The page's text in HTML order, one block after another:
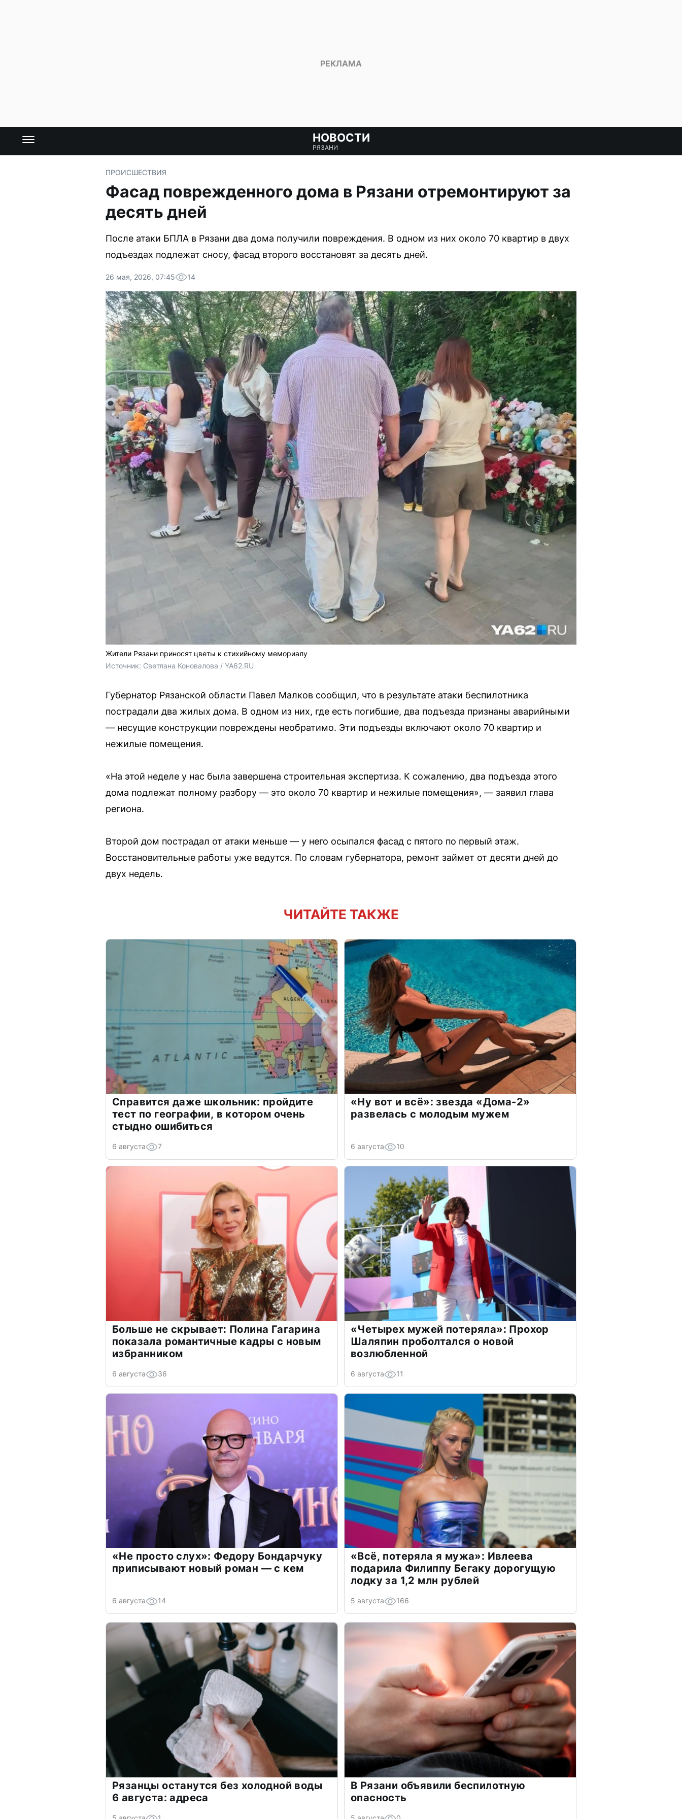
НОВОСТИ
РЯЗАНИ
ПРОИСШЕСТВИЯ
Фасад поврежденного дома в Рязани отремонтируют за
десять дней
После атаки БПЛА в Рязани два дома получили повреждения. В одном из них около 70 квартир в двух
подъездах подлежат сносу, фасад второго восстановят за десять дней.
26 мая, 2026, 07:45 14
Жители Рязани приносят цветы к стихийному мемориалу
Источник: Светлана Коновалова / YA62.RU
Губернатор Рязанской области Павел Малков сообщил, что в результате атаки беспилотника
пострадали два жилых дома. В одном из них, где есть погибшие, два подъезда признаны аварийными
— несущие конструкции повреждены необратимо. Эти подъезды включают около 70 квартир и
нежилые помещения.
«На этой неделе у нас была завершена строительная экспертиза. К сожалению, два подъезда этого
дома подлежат полному разбору — это около 70 квартир и нежилые помещения», — заявил глава
региона.
Второй дом пострадал от атаки меньше — у него осыпался фасад с пятого по первый этаж.
Восстановительные работы уже ведутся. По словам губернатора, ремонт займет от десяти дней до
двух недель.
ЧИТАЙТЕ ТАКЖЕ
Справится даже школьник: пройдите
тест по географии, в котором очень
стыдно ошибиться
6 августа 7
«Ну вот и всё»: звезда «Дома-2»
развелась с молодым мужем
6 августа 10
Больше не скрывает: Полина Гагарина
показала романтичные кадры с новым
избранником
6 августа 36
«Четырех мужей потеряла»: Прохор
Шаляпин проболтался о новой
возлюбленной
6 августа 11
«Не просто слух»: Федору Бондарчуку
приписывают новый роман — с кем
6 августа 14
«Всё, потеряла я мужа»: Ивлеева
подарила Филиппу Бегаку дорогущую
лодку за 1,2 млн рублей
5 августа 166
Рязанцы останутся без холодной воды
6 августа: адреса
В Рязани объявили беспилотную
опасность